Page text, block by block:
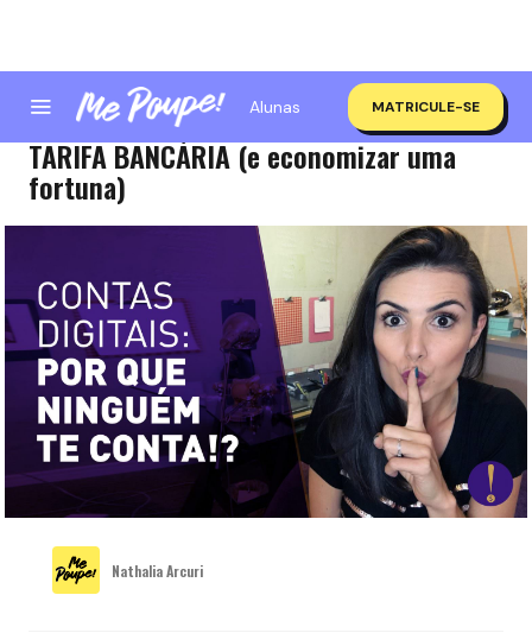
Alunas MATRICULE-SE
Contas digitais: COMO NÃO PAGAR
TARIFA BANCÁRIA (e economizar uma
fortuna)
Nathalia Arcuri